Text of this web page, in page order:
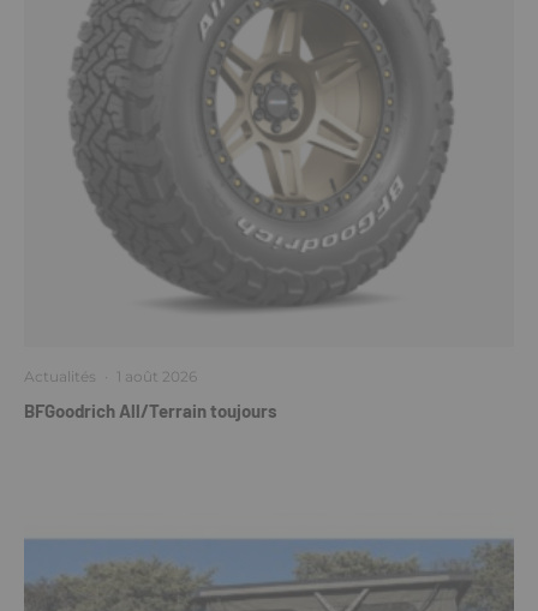
Actualités · 1 août 2026
BFGoodrich All/Terrain toujours